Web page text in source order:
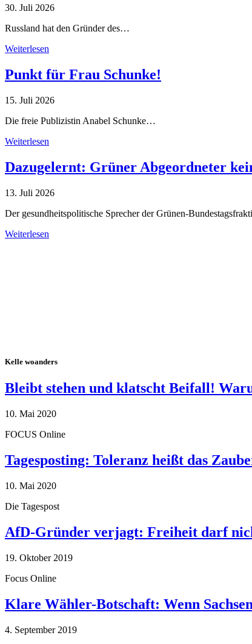
30. Juli 2026
Russland hat den Gründer des…
Weiterlesen
Punkt für Frau Schunke!
15. Juli 2026
Die freie Publizistin Anabel Schunke…
Weiterlesen
Dazugelernt: Grüner Abgeordneter
13. Juli 2026
Der gesundheitspolitische Sprecher der Grünen-
Weiterlesen
Kelle woanders
Bleibt stehen und klatscht Beifall!
10. Mai 2020
FOCUS Online
Tagesposting: Toleranz heißt das
10. Mai 2020
Die Tagespost
AfD-Gründer verjagt: Freiheit darf
19. Oktober 2019
Focus Online
Klare Wähler-Botschaft: Wenn
4. September 2019